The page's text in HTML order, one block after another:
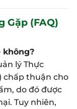
Gặp (FAQ)
không?
lý Thực
chấp thuận cho
do đó được
Tuy nhiên,